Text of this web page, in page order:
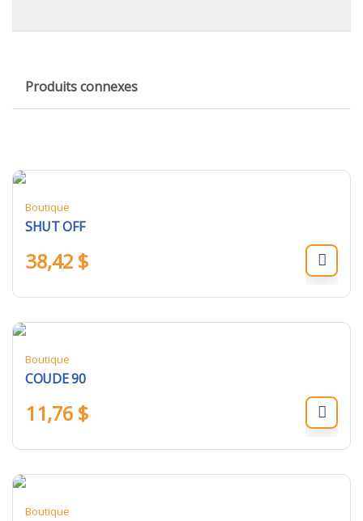
Produits connexes
Boutique
SHUT OFF
38,42 $
Boutique
COUDE 90
11,76 $
Boutique